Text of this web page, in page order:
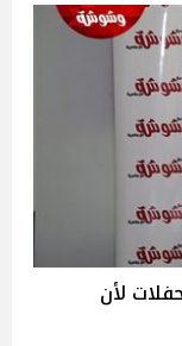
لأن